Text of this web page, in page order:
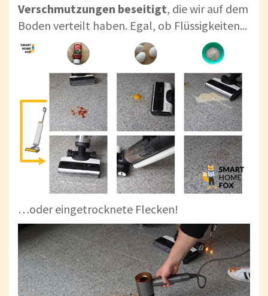
Verschmutzungen beseitigt, die wir auf dem
Boden verteilt haben. Egal, ob Flüssigkeiten...
…oder eingetrocknete Flecken!